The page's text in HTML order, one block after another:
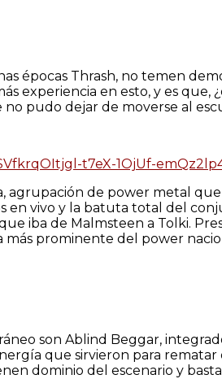
épocas Thrash, no temen
experiencia en esto, y es que,
pudo dejar de moverse al
t7eX-1OjUf-
agrupación de power metal
en vivo y la batuta total del
iba de Malmsteen a Tolki.
prominente del power
son Ablind Beggar,
que sirvieron para
dominio del escenario y